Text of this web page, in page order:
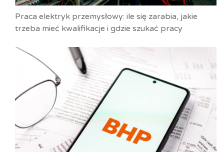
Praca elektryk przemysłowy: ile się zarabia, jakie
trzeba mieć kwalifikacje i gdzie szukać pracy